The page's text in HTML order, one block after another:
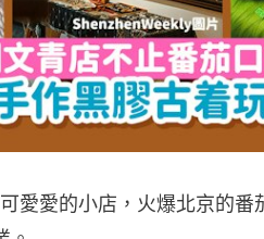
愛愛的小店，火爆北京的番